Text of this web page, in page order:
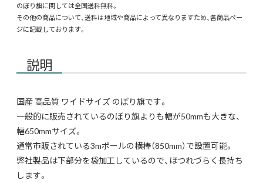
のぼり旗に関しては全国送料無料。
その他の商品について、送料は地域や商品によって異なりますため、各商品ペー
ジに記載しております。
説明
国産 高品質 ワイドサイズ のぼり旗です。
一般的に販売されているのぼり旗よりも幅が50mmも大きな、
幅650mmサイズ。
通常市販されている3mポールの横棒（850mm）で設置可能。
弊社製品は下部分を袋加工しているので、ほつれづらく長持ち
します。